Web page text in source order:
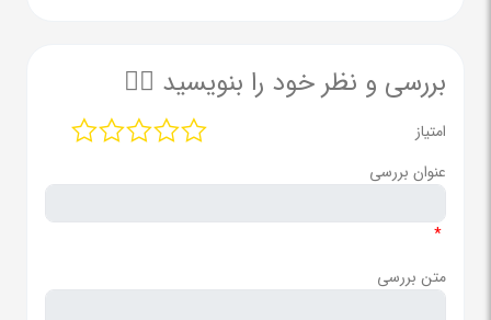
بررسی و نظر خود را بنویسید ✍🏻
امتیاز
عنوان بررسی
*
متن بررسی